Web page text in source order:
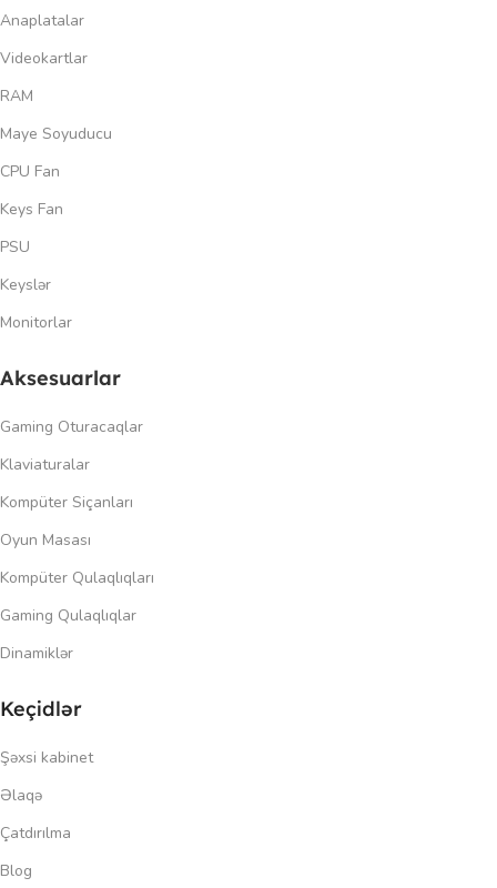
Anaplatalar
Videokartlar
RAM
Maye Soyuducu
CPU Fan
Keys Fan
PSU
Keyslər
Monitorlar
Aksesuarlar
Gaming Oturacaqlar
Klaviaturalar
Kompüter Siçanları
Oyun Masası
Kompüter Qulaqlıqları
Gaming Qulaqlıqlar
Dinamiklər
Keçidlər
Şəxsi kabinet
Əlaqə
Çatdırılma
Blog